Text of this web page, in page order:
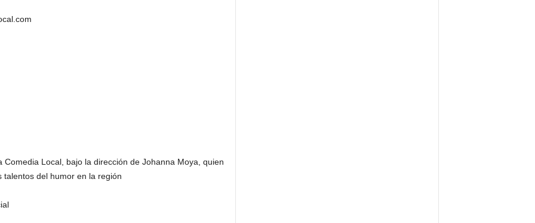
Local, bajo la dirección de Johanna Moya, quien
talentos del humor en la región